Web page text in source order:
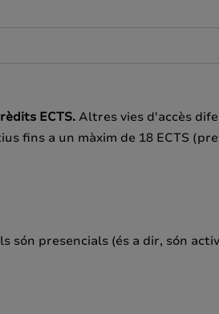
ECTS. Altres vies d'accès
fins a un màxim de 18 ECTS
són presencials (és a dir, són